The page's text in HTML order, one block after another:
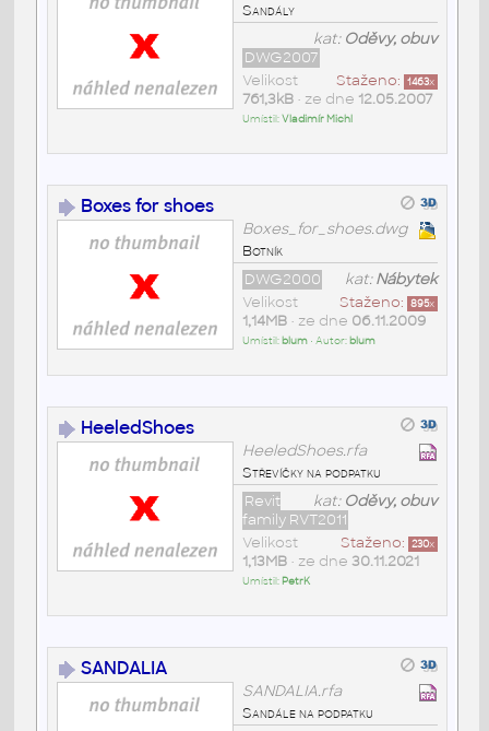
Sandály
kat: Oděvy, obuv
DWG2007
Staženo: 1463x
Velikost
761,3kB• ze dne 12.05.2007
Umístil:Vladimír Michl
Boxes for shoes
Boxes_for_shoes.dwg
Botník
kat:Nábytek
DWG2000
Staženo: 895x
Velikost
1,14MB• ze dne 06.11.2009
Umístil: blum• Autor: blum
HeeledShoes
HeeledShoes.rfa
Střevíčky na podpatku
kat: Oděvy, obuv
Revit
family RVT2011
Staženo: 230x
Velikost
1,13MB• ze dne 30.11.2021
Umístil: PetrK
SANDALIA
SANDALIA.rfa
Sandále na podpatku